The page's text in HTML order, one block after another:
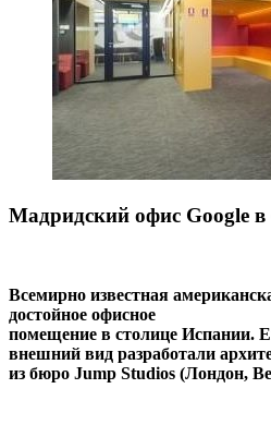
Мадридский офис Google
Всемирно известная
достойное офисное
помещение в столице Испании.
внешний вид разработали
из бюро Jump Studios (Лондон,